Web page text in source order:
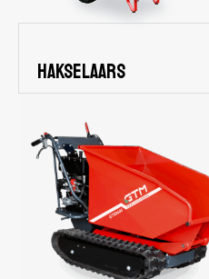
Hakselaars